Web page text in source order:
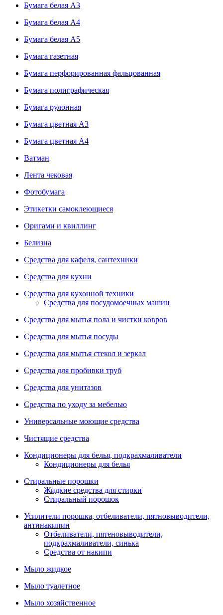
Бумага белая А3
Бумага белая А4
Бумага белая А5
Бумага газетная
Бумага перфорированная фальцованная
Бумага полиграфическая
Бумага рулонная
Бумага цветная А3
Бумага цветная А4
Ватман
Лента чековая
Фотобумага
Этикетки самоклеющиеся
Оригами и квиллинг
Белизна
Средства для кафеля, сантехники
Средства для кухни
Средства для кухонной техники
Средства для посудомоечных машин
Средства для мытья пола и чистки ковров
Средства для мытья посуды
Средства для мытья стекол и зеркал
Средства для пробивки труб
Средства для унитазов
Средства по уходу за мебелью
Универсальные моющие средства
Чистящие средства
Кондиционеры для белья, подкрахмаливатели
Кондиционеры для белья
Стиральные порошки
Жидкие средства для стирки
Стиральный порошок
Усилители порошка, отбеливатели, пятновыводители,
антинакипин
Отбеливатели, пятеновыводители,
подкрахмаливатели, синька
Средства от накипи
Мыло жидкое
Мыло туалетное
Мыло хозяйственное